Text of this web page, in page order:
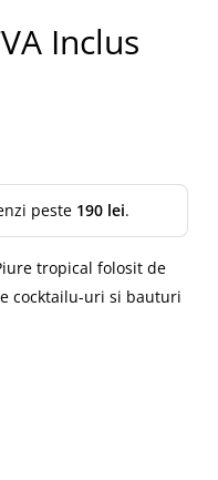
Inclus
peste 190 lei.
tropical folosit de
cocktailu-uri si bauturi